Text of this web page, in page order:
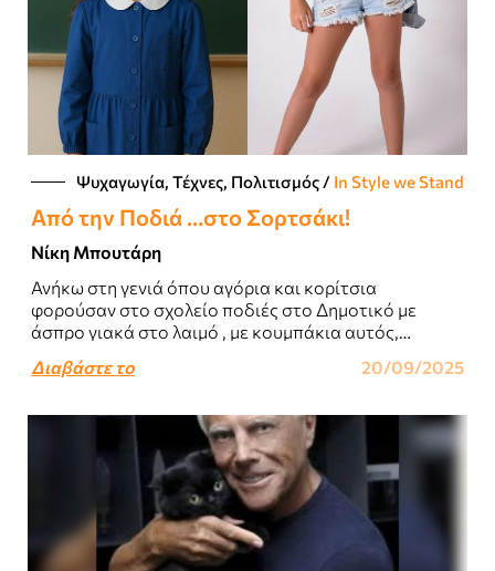
Ψυχαγωγία, Τέχνες, Πολιτισμός / In Style we Stand
Από την Ποδιά …στο Σορτσάκι!
Νίκη Μπουτάρη
Ανήκω στη γενιά όπου αγόρια και κορίτσια
φορούσαν στο σχολείο ποδιές στο Δημοτικό με
άσπρο γιακά στο λαιμό , με κουμπάκια αυτός,
Διαβάστε το 20/09/2025